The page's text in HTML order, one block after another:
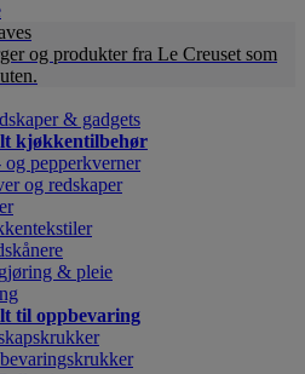
og produkter fra Le Creuset som
& gadgets
kjøkkentilbehør
og pepperkverner
og redskaper
& pleie
til oppbevaring